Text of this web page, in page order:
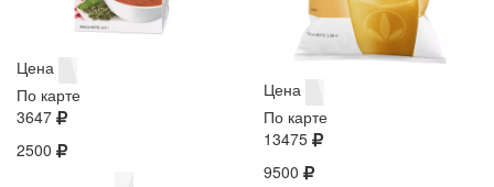
Цена
По карте
3647
2500
Цена
По карте
13475
9500